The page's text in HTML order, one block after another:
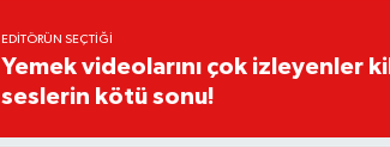
EDITÖRÜN SEÇTIĞI
Yemek videolarını çok izleyenler
seslerin kötü sonu!